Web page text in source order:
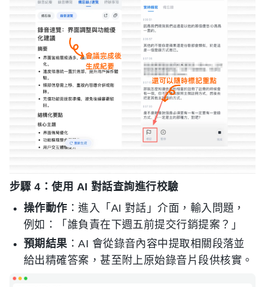
步驟 4：使用 AI 對話查詢進行校驗
操作動作 ：進入「AI 對話」介面，輸入問題，
例如：「誰負責在下週五前提交行銷提案？」
預期結果 ：AI 會從錄音內容中提取相關段落並
給出精確答案，甚至附上原始錄音片段供核實。